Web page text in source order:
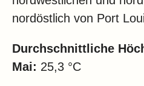
nordöstlich von Port
Durchschnittliche
Mai: 25,3 °C